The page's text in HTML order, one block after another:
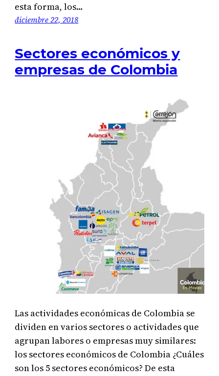
esta forma, los…
diciembre 22, 2018
Sectores económicos y
empresas de Colombia
Las actividades económicas de Colombia se
dividen en varios sectores o actividades que
agrupan labores o empresas muy similares:
los sectores económicos de Colombia ¿Cuáles
son los 5 sectores económicos? De esta